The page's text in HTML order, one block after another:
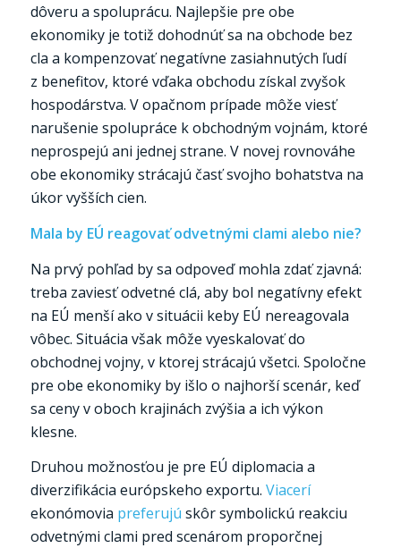
dôveru a spoluprácu. Najlepšie pre obe
ekonomiky je totiž dohodnúť sa na obchode bez
cla a kompenzovať negatívne zasiahnutých ľudí
z benefitov, ktoré vďaka obchodu získal zvyšok
hospodárstva. V opačnom prípade môže viesť
narušenie spolupráce k obchodným vojnám, ktoré
neprospejú ani jednej strane. V novej rovnováhe
obe ekonomiky strácajú časť svojho bohatstva na
úkor vyšších cien.
Mala by EÚ reagovať odvetnými clami alebo nie?
Na prvý pohľad by sa odpoveď mohla zdať zjavná:
treba zaviesť odvetné clá, aby bol negatívny efekt
na EÚ menší ako v situácii keby EÚ nereagovala
vôbec. Situácia však môže vyeskalovať do
obchodnej vojny, v ktorej strácajú všetci. Spoločne
pre obe ekonomiky by išlo o najhorší scenár, keď
sa ceny v oboch krajinách zvýšia a ich výkon
klesne.
Druhou možnosťou je pre EÚ diplomacia a
diverzifikácia európskeho exportu. Viacerí
ekonómovia preferujú skôr symbolickú reakciu
odvetnými clami pred scenárom proporčnej